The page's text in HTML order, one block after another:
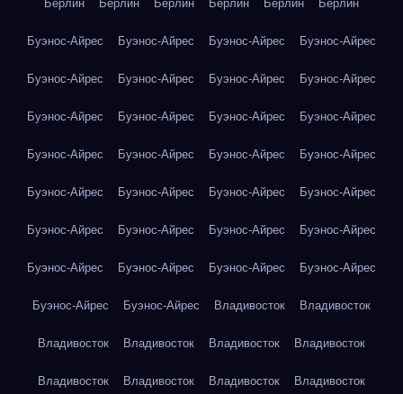
Берлин Берлин Берлин Берлин Берлин Берлин
Буэнос-Айрес Буэнос-Айрес Буэнос-Айрес Буэнос-Айрес
Буэнос-Айрес Буэнос-Айрес Буэнос-Айрес Буэнос-Айрес
Буэнос-Айрес Буэнос-Айрес Буэнос-Айрес Буэнос-Айрес
Буэнос-Айрес Буэнос-Айрес Буэнос-Айрес Буэнос-Айрес
Буэнос-Айрес Буэнос-Айрес Буэнос-Айрес Буэнос-Айрес
Буэнос-Айрес Буэнос-Айрес Буэнос-Айрес Буэнос-Айрес
Буэнос-Айрес Буэнос-Айрес Буэнос-Айрес Буэнос-Айрес
Буэнос-Айрес Буэнос-Айрес Владивосток Владивосток
Владивосток Владивосток Владивосток Владивосток
Владивосток Владивосток Владивосток Владивосток